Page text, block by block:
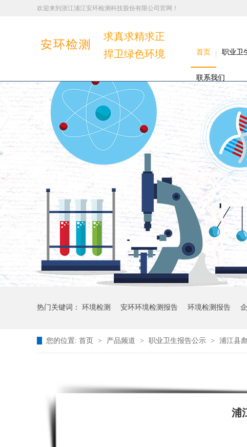
欢迎来到浙江浦江安环检测科技股份有限公司官网！
求真求精求正
捍卫绿色环境
首页 职业卫
联系我们
热门关键词： 环境检测 安环环境检测报告 环境检测报告
您的位置: 首页 > 产品频道 > 职业卫生报告公示 > 浦江县
浦